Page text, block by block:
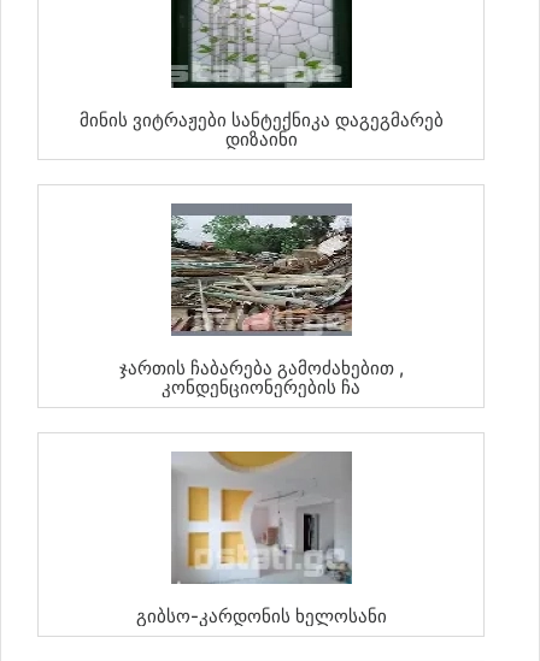
Მინის Ვიტრაჟები Სანტექნიკა Დაგეგმარებ
Დიზაინი
Ჯართის Ჩაბარება Გამოძახებით ,
Კონდენციონერების Ჩა
Გიბსო-Კარდონის Ხელოსანი